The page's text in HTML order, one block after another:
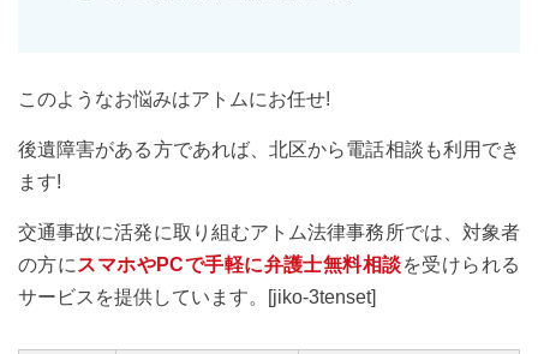
このようなお悩みはアトムにお任せ!
後遺障害がある方であれば、北区から電話相談も利用でき
ます!
交通事故に活発に取り組むアトム法律事務所では、対象者
の方に スマホやPCで手軽に弁護士無料相談を受けられる
サービスを提供しています。[jiko-3tenset]